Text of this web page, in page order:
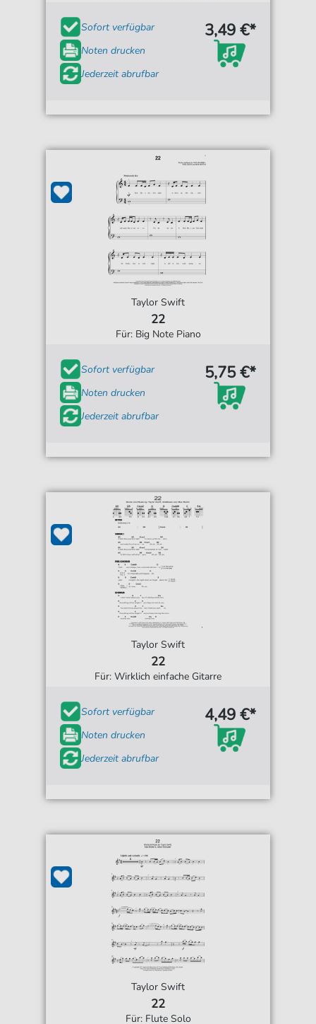
Sofort verfügbar
Noten drucken
Jederzeit abrufbar
3,49 €*
Taylor Swift
22
Für: Big Note Piano
Sofort verfügbar
Noten drucken
Jederzeit abrufbar
5,75 €*
Taylor Swift
22
Für: Wirklich einfache Gitarre
Sofort verfügbar
Noten drucken
Jederzeit abrufbar
4,49 €*
Taylor Swift
22
Für: Flute Solo